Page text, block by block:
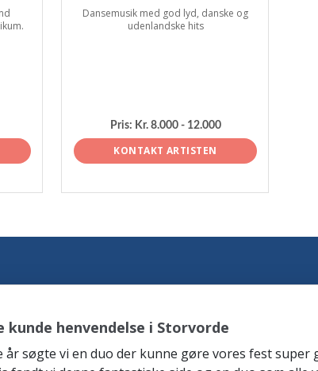
Dansemusik med god lyd, danske og
udenlandske hits
Pris: Kr. 8.000 - 12.000
KONTAKT ARTISTEN
kunde henvendelse i Storvorde
søgte vi en duo der kunne gøre vores fest super